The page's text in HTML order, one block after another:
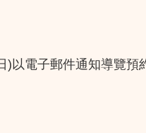
以電子郵件通知導覽預